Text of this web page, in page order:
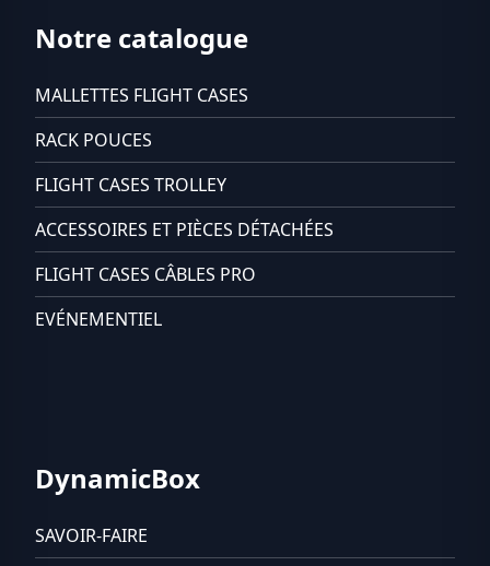
Notre catalogue
MALLETTES FLIGHT CASES
RACK POUCES
FLIGHT CASES TROLLEY
ACCESSOIRES ET PIÈCES DÉTACHÉES
FLIGHT CASES CÂBLES PRO
EVÉNEMENTIEL
DynamicBox
SAVOIR-FAIRE